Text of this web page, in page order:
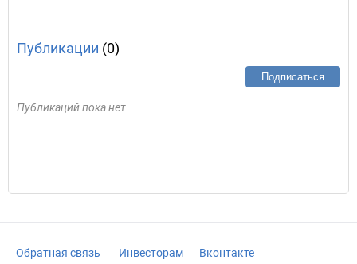
Публикации (0)
Подписаться
Публикаций пока нет
Обратная связь Инвесторам Вконтакте